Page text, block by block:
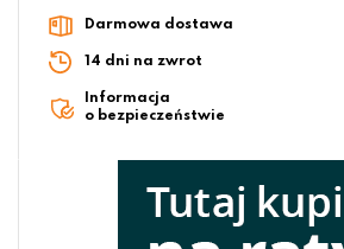
Darmowa dostawa
14 dni na zwrot
Informacja
o bezpieczeństwie